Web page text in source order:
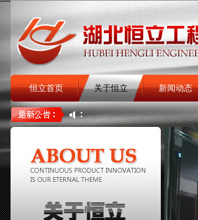
恒立首页 关于恒立 新闻动态
扒渣机 扒矿机 井下铲运机